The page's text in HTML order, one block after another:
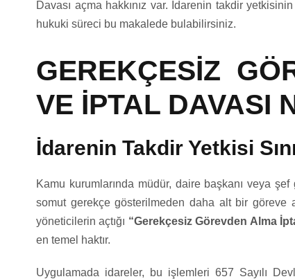
Davası açma hakkınız var. İdarenin takdir
hukuki süreci bu makalede bulabilirsiniz.
GEREKÇESİZ
VE İPTAL DAVASI
İdarenin Takdir Yetkisi
Kamu kurumlarında müdür, daire başkanı veya
somut gerekçe gösterilmeden daha alt bir göreve
yöneticilerin açtığı “Gerekçesiz Görevden Alma
en temel haktır.
Uygulamada idareler, bu işlemleri 657 Sayılı